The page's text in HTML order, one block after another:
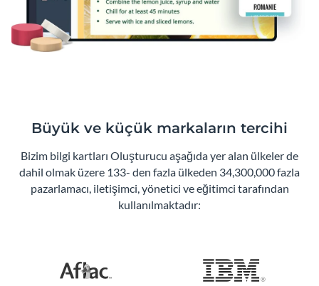
Büyük ve küçük markaların tercihi
Bizim bilgi kartları Oluşturucu aşağıda yer alan ülkeler de
dahil olmak üzere 133- den fazla ülkeden 34,300,000 fazla
pazarlamacı, iletişimci, yönetici ve eğitimci tarafından
kullanılmaktadır: